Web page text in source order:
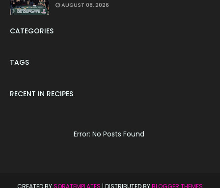
AUGUST 08, 2026
CATEGORIES
TAGS
RECENT IN RECIPES
Error: No Posts Found
CREATED BYSORATEMPLATES | DISTRIBUTED BYBLOGGER THEMES